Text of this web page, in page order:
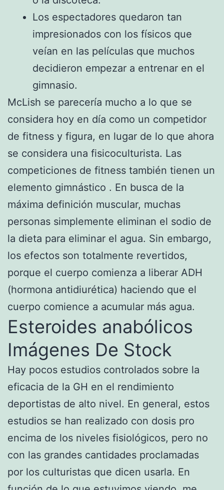
Los espectadores quedaron tan
impresionados con los físicos que
veían en las películas que muchos
decidieron empezar a entrenar en el
gimnasio.
McLish se parecería mucho a lo que se
considera hoy en día como un competidor
de fitness y figura, en lugar de lo que ahora
se considera una fisicoculturista. Las
competiciones de fitness también tienen un
elemento gimnástico . En busca de la
máxima definición muscular, muchas
personas simplemente eliminan el sodio de
la dieta para eliminar el agua. Sin embargo,
los efectos son totalmente revertidos,
porque el cuerpo comienza a liberar ADH
(hormona antidiurética) haciendo que el
cuerpo comience a acumular más agua.
Esteroides anabólicos
Imágenes De Stock
Hay pocos estudios controlados sobre la
eficacia de la GH en el rendimiento
deportistas de alto nivel. En general, estos
estudios se han realizado con dosis pro
encima de los niveles fisiológicos, pero no
con las grandes cantidades proclamadas
por los culturistas que dicen usarla. En